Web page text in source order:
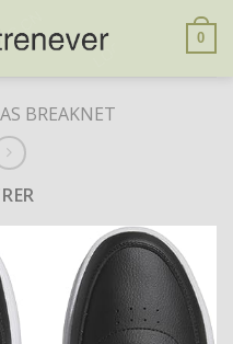
0
BREAKNET